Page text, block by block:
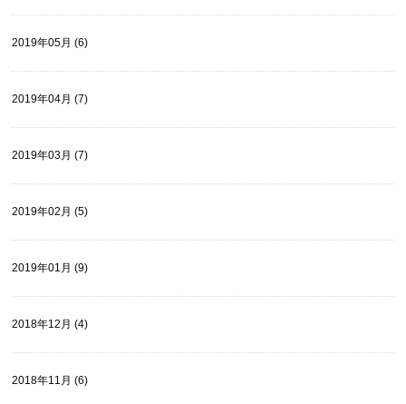
2019年05月 (6)
2019年04月 (7)
2019年03月 (7)
2019年02月 (5)
2019年01月 (9)
2018年12月 (4)
2018年11月 (6)